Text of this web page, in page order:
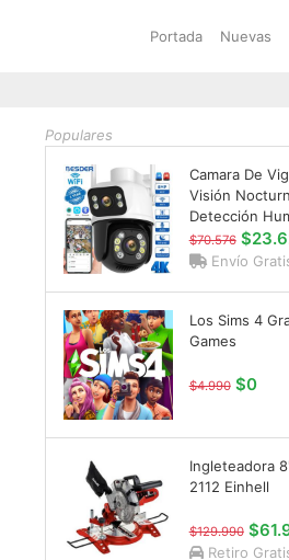
Portada Nuevas
Populares
Camara De
Visión
Detección
$70.576
Envío
Los Sims 4
Games
$4.990 $0
Ingleteadora
2112 Einhell
$129.990
Retiro